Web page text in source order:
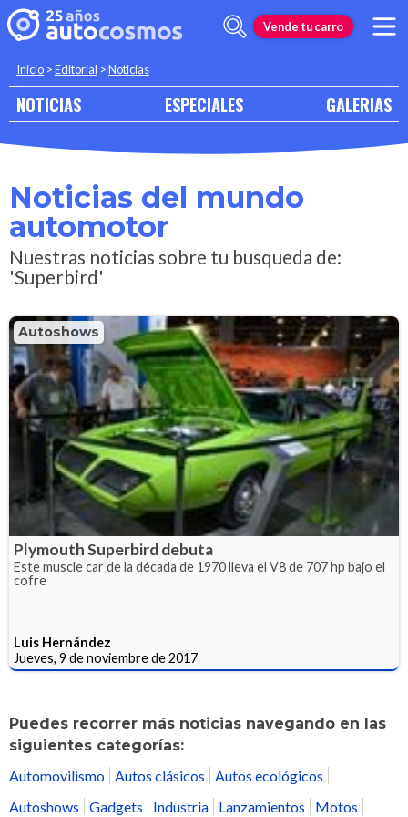
Vende tu carro
Inicio >Editorial >Noticias
NOTICIAS ESPECIALES GALERIAS
Noticias del mundo
automotor
Nuestras noticias sobre tu busqueda de:
'Superbird'
Autoshows
Plymouth Superbird debuta
Este muscle car de la década de 1970 lleva el V8 de 707 hp bajo el
cofre
Luis Hernández
Jueves, 9 de noviembre de 2017
Puedes recorrer más noticias navegando en las
siguientes categorías:
Automovilismo Autos clásicos
Autos ecológicos
Autoshows
Gadgets Industria Lanzamientos Motos